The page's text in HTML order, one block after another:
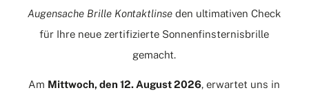
Augensache Brille Kontaktlinse den ultimativen Check
für Ihre neue zertifizierte Sonnenfinsternisbrille
gemacht.
Am Mittwoch, den 12. August 2026, erwartet uns in